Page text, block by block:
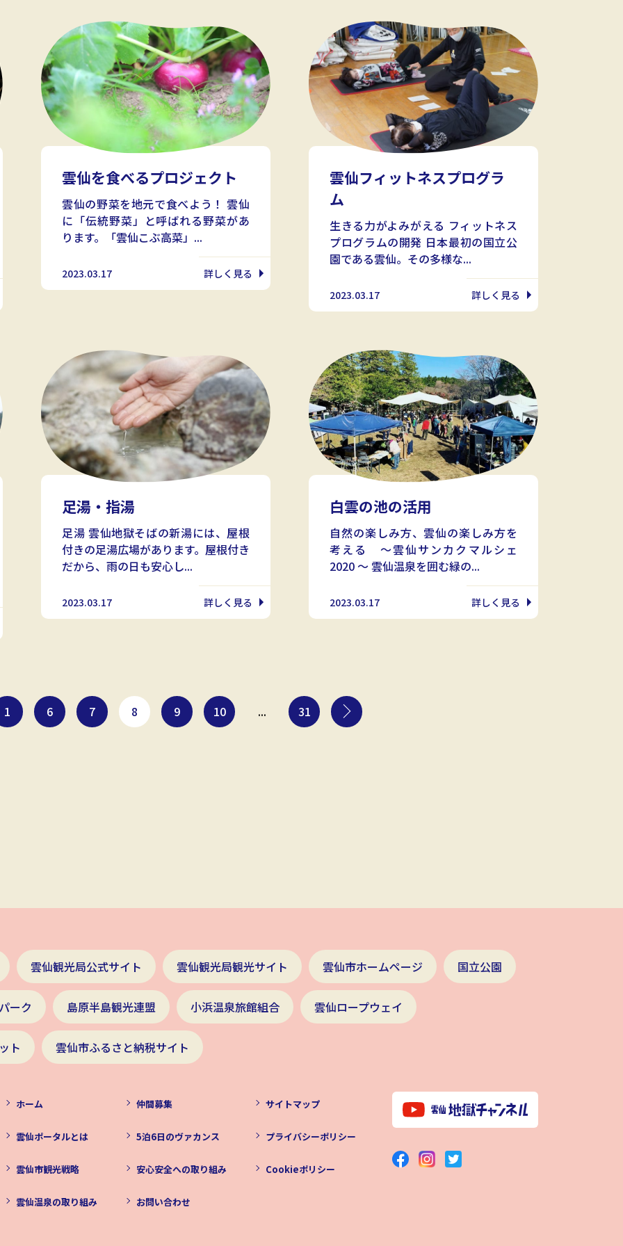
雲仙を食べるプロジェクト
雲仙の野菜を地元で食べよう！ 雲仙
に「伝統野菜」と呼ばれる野菜があ
ります。「雲仙こぶ高菜」...
2023.03.17 詳しく見る
雲仙フィットネスプログラ
ム
生きる力がよみがえる フィットネス
プログラムの開発 日本最初の国立公
園である雲仙。その多様な...
2023.03.17 詳しく見る
足湯・指湯
足湯 雲仙地獄そばの新湯には、屋根
付きの足湯広場があります。屋根付き
だから、雨の日も安心し...
2023.03.17 詳しく見る
白雲の池の活用
自然の楽しみ方、雲仙の楽しみ方を
考える ～雲仙サンカクマルシェ
2020 ～ 雲仙温泉を囲む緑の...
2023.03.17 詳しく見る
1 6 7 8 9 10 ... 31
雲仙観光局公式サイト 雲仙観光局観光サイト 雲仙市ホームページ 国立公園
ーク 島原半島観光連盟 小浜温泉旅館組合 雲仙ロープウェイ
ト 雲仙市ふるさと納税サイト
ホーム
雲仙ポータルとは
雲仙市観光戦略
雲仙温泉の取り組み
仲間募集
5泊6日のヴァカンス
安心安全への取り組み
お問い合わせ
サイトマップ
プライバシーポリシー
Cookieポリシー